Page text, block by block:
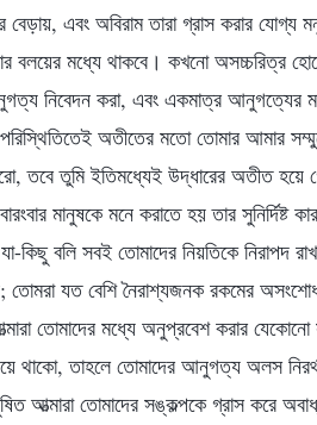
বেড়ায়, এবং অবিরাম তারা গ্রাস করার
বলয়ের মধ্যে থাকবে। কখনো অসচ্চরিত্র
নিবেদন করা, এবং একমাত্র আনুগত্যের
অতীতের মতো তোমার আমার
তবে তুমি ইতিমধ্যেই উদ্ধারের অতীত হয়ে
মানুষকে মনে করাতে হয় তার সুনির্দিষ্ট
বলি সবই তোমাদের নিয়তিকে নিরাপদ রাখার
যত বেশি নৈরাশ্যজনক রকমের
তোমাদের মধ্যে অনুপ্রবেশ করার
থাকো, তাহলে তোমাদের আনুগত্য অলস
আত্মারা তোমাদের সঙ্কল্পকে গ্রাস করে